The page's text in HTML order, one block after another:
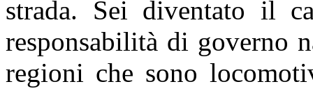
strada. Sei diventato il
responsabilità di governo
regioni che sono